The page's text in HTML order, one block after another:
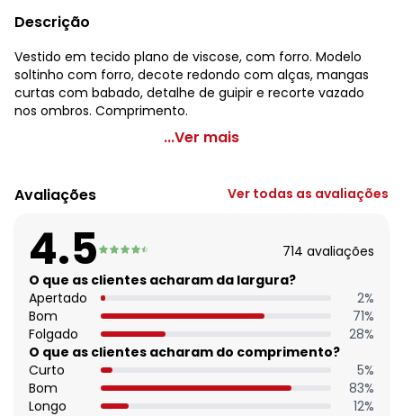
Descrição
Vestido em tecido plano de viscose, com forro. Modelo
soltinho com forro, decote redondo com alças, mangas
curtas com babado, detalhe de guipir e recorte vazado
nos ombros. Comprimento.
Quintess - Vestido Ombros Vazados com Renda Vinho
Comprimento da manga: Curta
Comprimento: Curto
Decote frente: Redondo
Complemento: Alça
Tecido: Viscose plana
Composição: Conforme imagem etiqueta
...Ver mais
Avaliações Ver todas as avaliações
4.5 714 avaliações
O que as clientes acharam da largura?
Apertado
2%
Bom
71%
Folgado
28%
O que as clientes acharam do comprimento?
Curto
5%
Bom
83%
Longo
12%